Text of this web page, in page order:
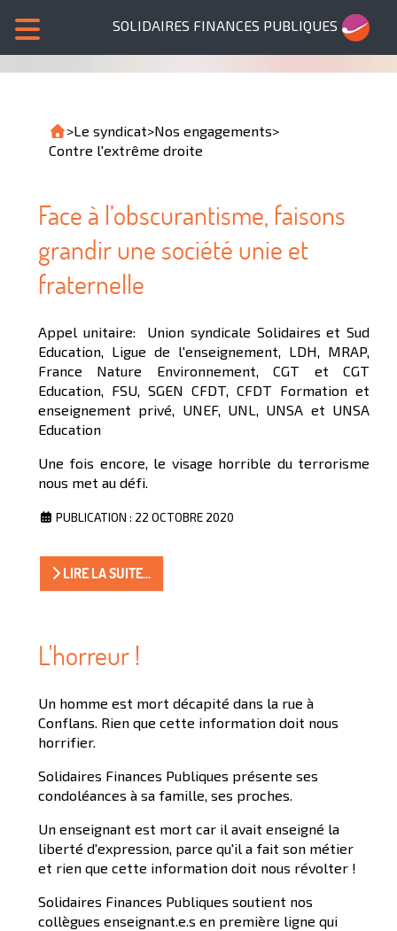
SOLIDAIRES FINANCES PUBLIQUES
>Le syndicat>Nos engagements>
Contre l'extrême droite
Face à l’obscurantisme, faisons
grandir une société unie et
fraternelle
Appel unitaire: Union syndicale Solidaires et Sud
Education, Ligue de l'enseignement, LDH, MRAP,
France Nature Environnement, CGT et CGT
Education, FSU, SGEN CFDT, CFDT Formation et
enseignement privé, UNEF, UNL, UNSA et UNSA
Education
Une fois encore, le visage horrible du terrorisme
nous met au défi.
PUBLICATION : 22 OCTOBRE 2020
LIRE LA SUITE...
L'horreur !
Un homme est mort décapité dans la rue à
Conflans. Rien que cette information doit nous
horrifier.
Solidaires Finances Publiques présente ses
condoléances à sa famille, ses proches.
Un enseignant est mort car il avait enseigné la
liberté d'expression, parce qu'il a fait son métier
et rien que cette information doit nous révolter !
Solidaires Finances Publiques soutient nos
collègues enseignant.e.s en première ligne qui